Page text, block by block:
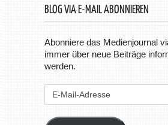
BLOG VIA E-MAIL ABONNIEREN
Abonniere das Medienjournal
immer über neue Beiträge
werden.